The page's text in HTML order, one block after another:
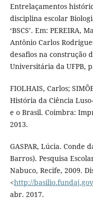
Entrelaçamentos
disciplina escolar
‘BSCS’. Em: PEREIRA,
Antônio Carlos
desafios na construção
Universitária da UFPB,
FIOLHAIS, Carlos;
História da Ciência
e o Brasil. Coimbra:
2013.
GASPAR, Lúcia. Conde
Barros). Pesquisa
Nabuco, Recife, 2009.
<http://
abr. 2017.